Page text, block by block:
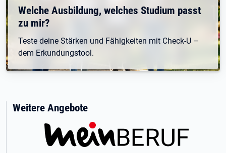
Welche Ausbildung, welches Studium passt
zu mir?
Teste deine Stärken und Fähigkeiten mit Check-U –
dem Erkundungstool.
Weitere Angebote